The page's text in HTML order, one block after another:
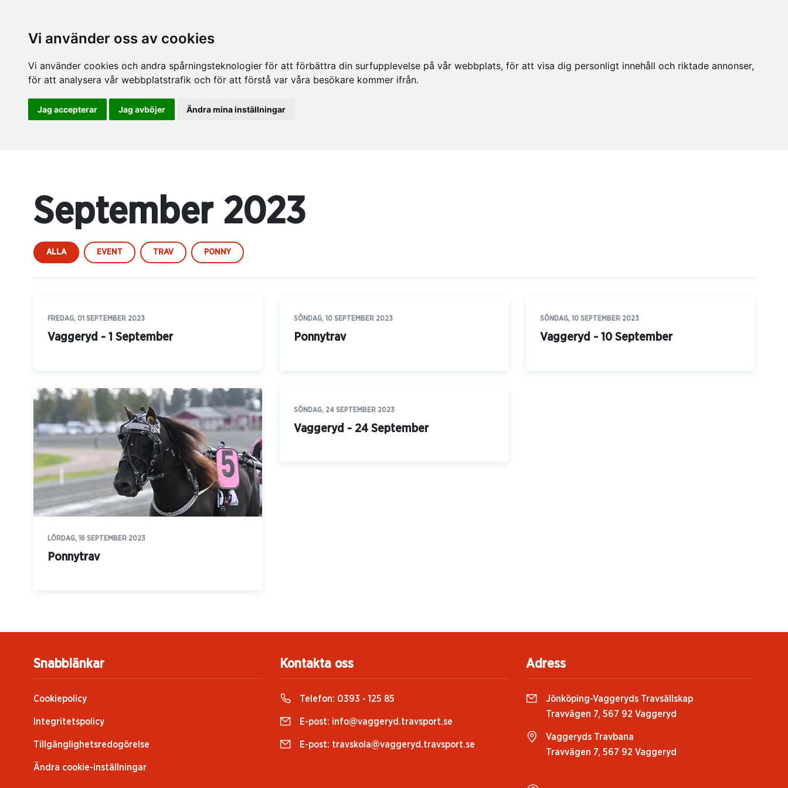
Vi använder oss av cookies
Vi använder cookies och andra spårningsteknologier för att förbättra din surfupplevelse på vår webbplats, för att visa dig personligt innehåll och riktade annonser,
för att analysera vår webbplatstrafik och för att förstå var våra besökare kommer ifrån.
Jag accepterar Jag avböjer Ändra mina inställningar
September 2023
ALLA EVENT TRAV PONNY
FREDAG, 01 SEPTEMBER 2023
Vaggeryd - 1 September
SÖNDAG, 10 SEPTEMBER 2023
Ponnytrav
SÖNDAG, 10 SEPTEMBER 2023
Vaggeryd - 10 September
LÖRDAG, 16 SEPTEMBER 2023
Ponnytrav
SÖNDAG, 24 SEPTEMBER 2023
Vaggeryd - 24 September
Snabblänkar
Cookiepolicy
Integritetspolicy
Tillgänglighetsredogörelse
Ändra cookie-inställningar
Kontakta oss
Telefon: 0393 - 125 85
E-post: info@vaggeryd.travsport.se
E-post: travskola@vaggeryd.travsport.se
Adress
Jönköping-Vaggeryds Travsällskap
Travvägen 7, 567 92 Vaggeryd
Vaggeryds Travbana
Travvägen 7, 567 92 Vaggeryd